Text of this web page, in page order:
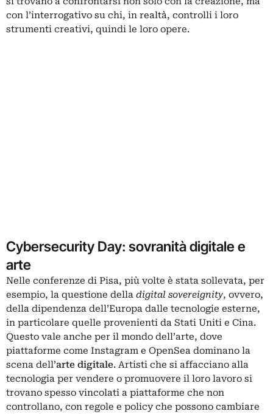
con l’interrogativo su chi, in realtà, controlli i loro
strumenti creativi, quindi le loro opere.
Cybersecurity Day: sovranità digitale e
arte
Nelle conferenze di Pisa, più volte è stata sollevata, per
esempio, la questione della digital sovereignity, ovvero,
della dipendenza dell’Europa dalle tecnologie esterne,
in particolare quelle provenienti da Stati Uniti e Cina.
Questo vale anche per il mondo dell’arte, dove
piattaforme come Instagram e OpenSea dominano la
scena dell’arte digitale. Artisti che si affacciano alla
tecnologia per vendere o promuovere il loro lavoro si
trovano spesso vincolati a piattaforme che non
controllano, con regole e policy che possono cambiare